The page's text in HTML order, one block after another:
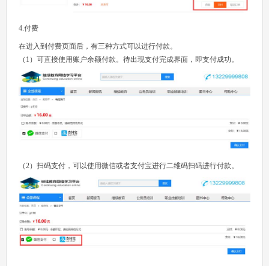
4.付费
在进入到付费页面后，有三种方式可以进行付款。
（1）可直接使用账户余额付款。待出现支付完成界面，即支付成功。
（2）扫码支付，可以使用微信或者支付宝进行二维码扫码进行付款。